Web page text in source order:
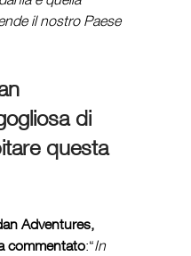
il nostro Paese
di
questa
Adventures,
commentato:“In